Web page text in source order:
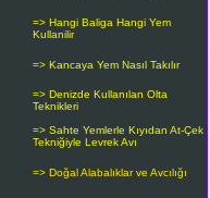
=> Hangi Baliga Hangi Yem
Kullanilir
=> Kancaya Yem Nasıl Takılır
=> Denizde Kullanılan Olta
Teknikleri
=> Sahte Yemlerle Kıyıdan At-Çek
Tekniğiyle Levrek Avı
=> Doğal Alabalıklar ve Avcılığı